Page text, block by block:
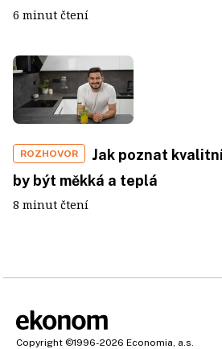
6 minut čtení
ROZHOVOR
Jak poznat
by být měkká a teplá
8 minut čtení
Copyright ©1996-2026 Economia, a.s.